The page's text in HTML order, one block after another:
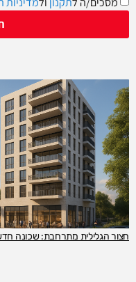
חצור הגלילית מתרחבת: שכונה חדשה עם 186 יחידות דיור תוקם